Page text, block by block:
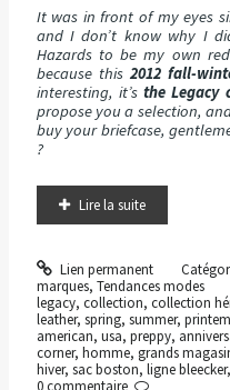
It was in front of my eyes
and I don’t know why I
Hazards to be my own
because this 2012 fall-
interesting, it’sthe Legacy
propose you a selection,
buy your briefcase,
?
Lire la suite
Lien permanent
marques, Tendances modes
legacy, collection, collection
leather, spring, summer,
american, usa, preppy,
corner, homme, grands
hiver, sac boston, ligne bleecker,